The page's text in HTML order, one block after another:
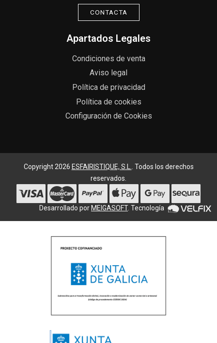
CONTACTA
Apartados Legales
Condiciones de venta
Aviso legal
Política de privacidad
Política de cookies
Configuración de Cookies
Copyright 2026 ESFAIRISTIQUE, S.L.. Todos los derechos
reservados.
Desarrollado por MEIGASOFT. Tecnología